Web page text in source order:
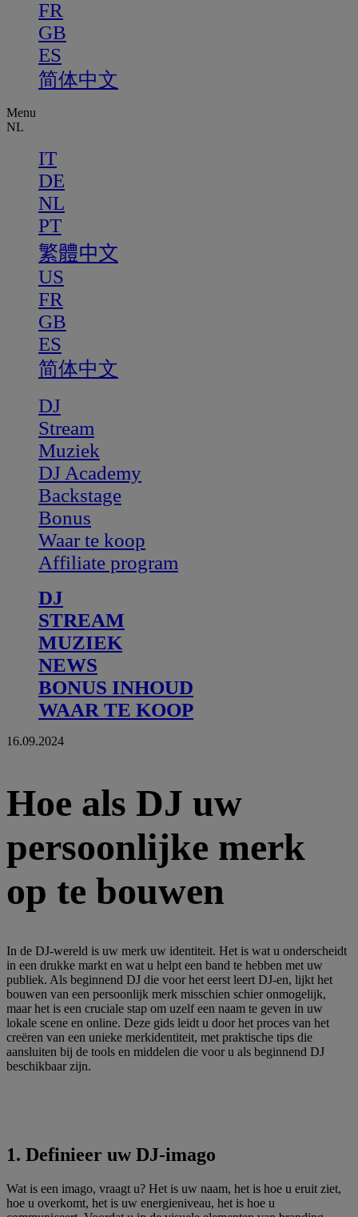
FR
GB
ES
简体中文
Menu
NL
IT
DE
NL
PT
繁體中文
US
FR
GB
ES
简体中文
DJ
Stream
Muziek
DJ Academy
Backstage
Bonus
Waar te koop
Affiliate program
DJ
STREAM
MUZIEK
NEWS
BONUS INHOUD
WAAR TE KOOP
16.09.2024
Hoe als DJ uw
persoonlijke merk
op te bouwen
In de DJ-wereld is uw merk uw identiteit. Het is wat u onderscheidt
in een drukke markt en wat u helpt een band te hebben met uw
publiek. Als beginnend DJ die voor het eerst leert DJ-en, lijkt het
bouwen van een persoonlijk merk misschien schier onmogelijk,
maar het is een cruciale stap om uzelf een naam te geven in uw
lokale scene en online. Deze gids leidt u door het proces van het
creëren van een unieke merkidentiteit, met praktische tips die
aansluiten bij de tools en middelen die voor u als beginnend DJ
beschikbaar zijn.
1. Definieer uw DJ-imago
Wat is een imago, vraagt u? Het is uw naam, het is hoe u eruit ziet,
hoe u overkomt, het is uw energieniveau, het is hoe u